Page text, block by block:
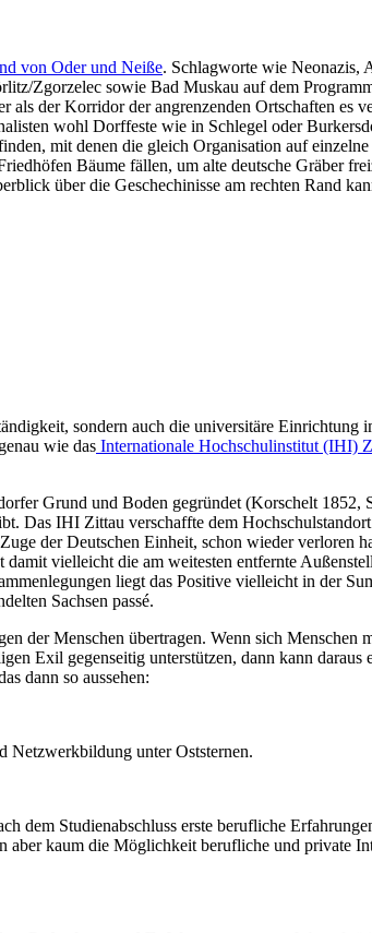
von Oder und Neiße. Schlagworte wie Neonazis,
Zgorzelec sowie Bad Muskau auf dem
der Korridor der angrenzenden Ortschaften es
wohl Dorffeste wie in Schlegel oder
mit denen die gleich Organisation auf
Bäume fällen, um alte deutsche Gräber
über die Geschechinisse am rechten Rand
sondern auch die universitäre Einrichtung
wie das Internationale Hochschulinstitut (IHI)
Grund und Boden gegründet (Korschelt 1852,
Das IHI Zittau verschaffte dem
der Deutschen Einheit, schon wieder verloren
vielleicht die am weitesten entfernte
liegt das Positive vielleicht in der
Sachsen passé.
der Menschen übertragen. Wenn sich Menschen
Exil gegenseitig unterstützen, dann kann
dann so aussehen:
Netzwerkbildung unter Oststernen.
dem Studienabschluss erste berufliche
kaum die Möglichkeit berufliche und private